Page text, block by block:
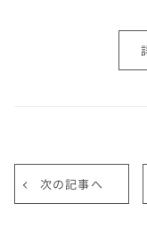
次の記事へ